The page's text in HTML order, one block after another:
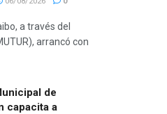
a través del
arrancó con
de
capacita a